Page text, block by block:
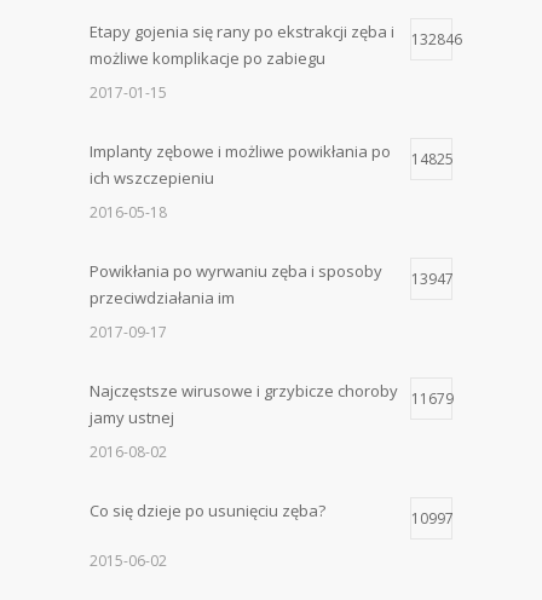
Etapy gojenia się rany po ekstrakcji zęba i
możliwe komplikacje po zabiegu
132846
2017-01-15
Implanty zębowe i możliwe powikłania po
ich wszczepieniu
14825
2016-05-18
Powikłania po wyrwaniu zęba i sposoby
przeciwdziałania im
13947
2017-09-17
Najczęstsze wirusowe i grzybicze choroby
jamy ustnej
11679
2016-08-02
Co się dzieje po usunięciu zęba? 10997
2015-06-02